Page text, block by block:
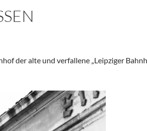
der alte und verfallene „Leipziger